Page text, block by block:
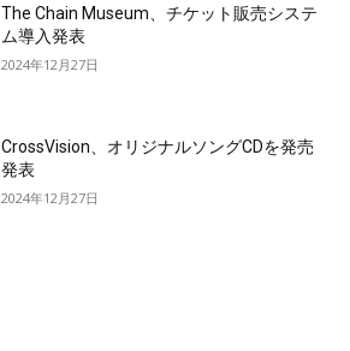
The Chain Museum、チケット販売システ
ム導入発表
2024年12月27日
CrossVision、オリジナルソングCDを発売
発表
2024年12月27日